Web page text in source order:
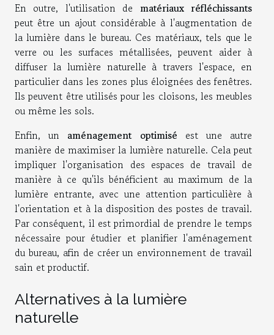
En outre, l'utilisation de matériaux réfléchissants
peut être un ajout considérable à l'augmentation de
la lumière dans le bureau. Ces matériaux, tels que le
verre ou les surfaces métallisées, peuvent aider à
diffuser la lumière naturelle à travers l'espace, en
particulier dans les zones plus éloignées des fenêtres.
Ils peuvent être utilisés pour les cloisons, les meubles
ou même les sols.
Enfin, un aménagement optimisé est une autre
manière de maximiser la lumière naturelle. Cela peut
impliquer l'organisation des espaces de travail de
manière à ce qu'ils bénéficient au maximum de la
lumière entrante, avec une attention particulière à
l'orientation et à la disposition des postes de travail.
Par conséquent, il est primordial de prendre le temps
nécessaire pour étudier et planifier l'aménagement
du bureau, afin de créer un environnement de travail
sain et productif.
Alternatives à la lumière
naturelle